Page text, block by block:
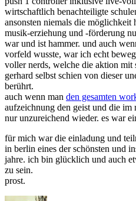
wirtschaftlich benachteiligte
ansonsten niemals die möglichkeit
musik-erziehung und -förderung
war und ist hammer. und auch
vorfeld wusste, war ich echt
voller nerds, welche die aktion mit
gerhard selbst schien von dieser
berührt.
auch wenn man den gesamten
aufzeichnung den geist und die
nur unzureichend wieder. es war
für mich war die einladung und
in berlin eines der schönsten und
jahre. ich bin glücklich und auch
zu sein.
prost.